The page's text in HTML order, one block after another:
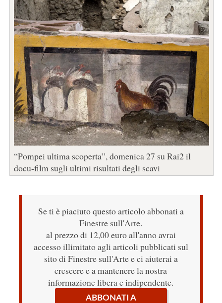
“Pompei ultima scoperta”, domenica 27 su Rai2 il
docu-film sugli ultimi risultati degli scavi
Se ti è piaciuto questo articolo abbonati a
Finestre sull'Arte.
al prezzo di 12,00 euro all'anno avrai
accesso illimitato agli articoli pubblicati sul
sito di Finestre sull'Arte e ci aiuterai a
crescere e a mantenere la nostra
informazione libera e indipendente.
ABBONATI A